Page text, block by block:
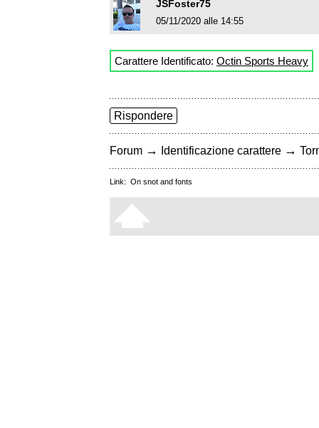
JSFoster75
05/11/2020 alle 14:55
Carattere Identificato: Octin Sports Heavy
Rispondere
Forum → Identificazione carattere →
Link: On snot and fonts